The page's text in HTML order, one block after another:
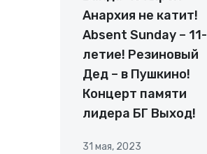
Анархия не катит!
Absent Sunday – 11-
летие! Резиновый
Дед – в Пушкино!
Концерт памяти
лидера БГ Выход!
31 мая, 2023